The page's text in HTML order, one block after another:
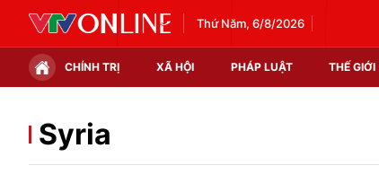
Thứ Năm, 6/8/2026
CHÍNH TRỊ XÃ HỘI PHÁP LUẬT THẾ GIỚI
Chính trị
Syria